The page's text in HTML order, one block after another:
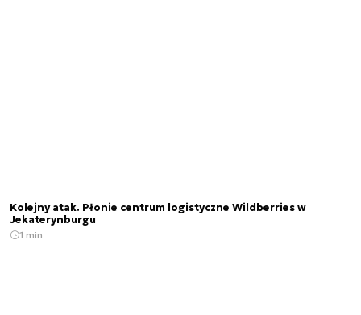
Kolejny atak. Płonie centrum logistyczne Wildberries w
Jekaterynburgu
1 min.